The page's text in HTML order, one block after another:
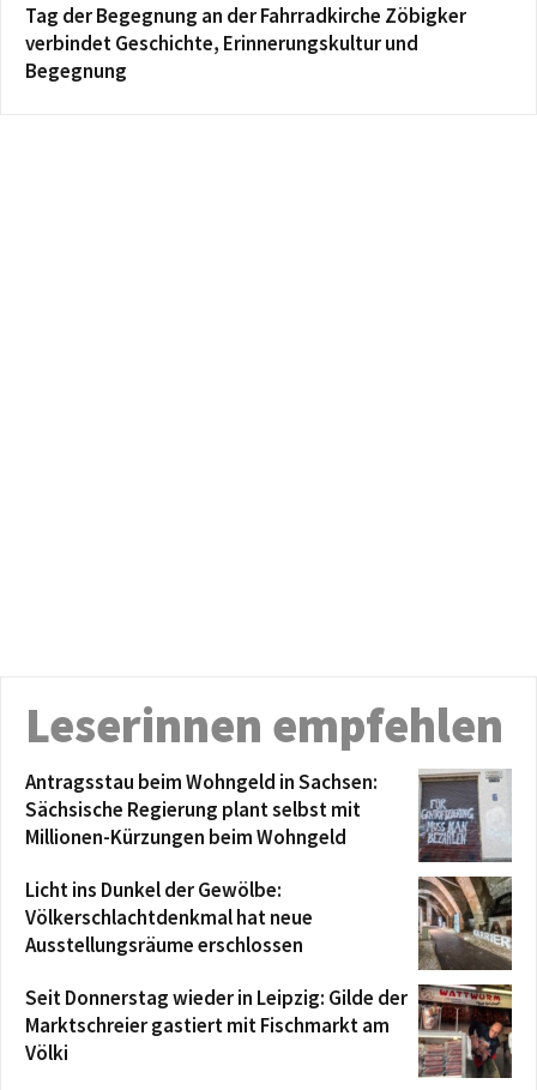
Tag der Begegnung an der Fahrradkirche Zöbigker
verbindet Geschichte, Erinnerungskultur und
Begegnung
Leserinnen empfehlen
Antragsstau beim Wohngeld in Sachsen:
Sächsische Regierung plant selbst mit
Millionen-Kürzungen beim Wohngeld
Licht ins Dunkel der Gewölbe:
Völkerschlachtdenkmal hat neue
Ausstellungsräume erschlossen
Seit Donnerstag wieder in Leipzig: Gilde der
Marktschreier gastiert mit Fischmarkt am
Völki